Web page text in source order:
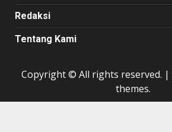
Redaksi
Tentang Kami
Copyright © All rights reserved. |
themes.